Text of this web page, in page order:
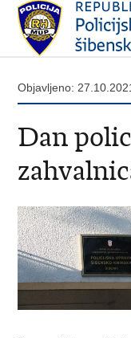
Objavljeno:
Dan